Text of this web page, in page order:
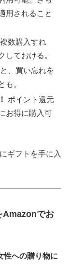
用されること
数購入すれ
しておける。
、買い忘れを
も。
ポイント還元
お得に購入可
ギフトを手に入
Amazonでお
性への贈り物に